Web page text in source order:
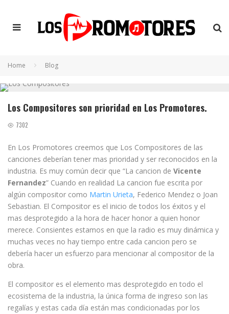
Home Blog
Los Compositores son prioridad en Los Promotores.
7302
En Los Promotores creemos que Los Compositores de las
canciones deberían tener mas prioridad y ser reconocidos en la
industria. Es muy común decir que “La cancion de Vicente
Fernandez” Cuando en realidad La cancion fue escrita por
algún compositor como Martin Urieta, Federico Mendez o Joan
Sebastian. El Compositor es el inicio de todos los éxitos y el
mas desprotegido a la hora de hacer honor a quien honor
merece. Consientes estamos en que la radio es muy dinámica y
muchas veces no hay tiempo entre cada cancion pero se
debería hacer un esfuerzo para mencionar al compositor de la
obra.
El compositor es el elemento mas desprotegido en todo el
ecosistema de la industria, la única forma de ingreso son las
regalías y estas cada día están mas condicionadas por los